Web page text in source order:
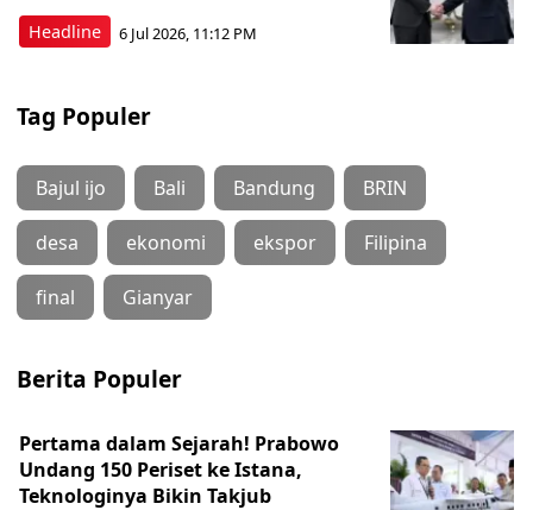
Headline 6 Jul 2026, 11:12 PM
Tag Populer
Bajul ijo Bali Bandung BRIN
desa ekonomi ekspor Filipina
final Gianyar
Berita Populer
Pertama dalam Sejarah! Prabowo
Undang 150 Periset ke Istana,
Teknologinya Bikin Takjub